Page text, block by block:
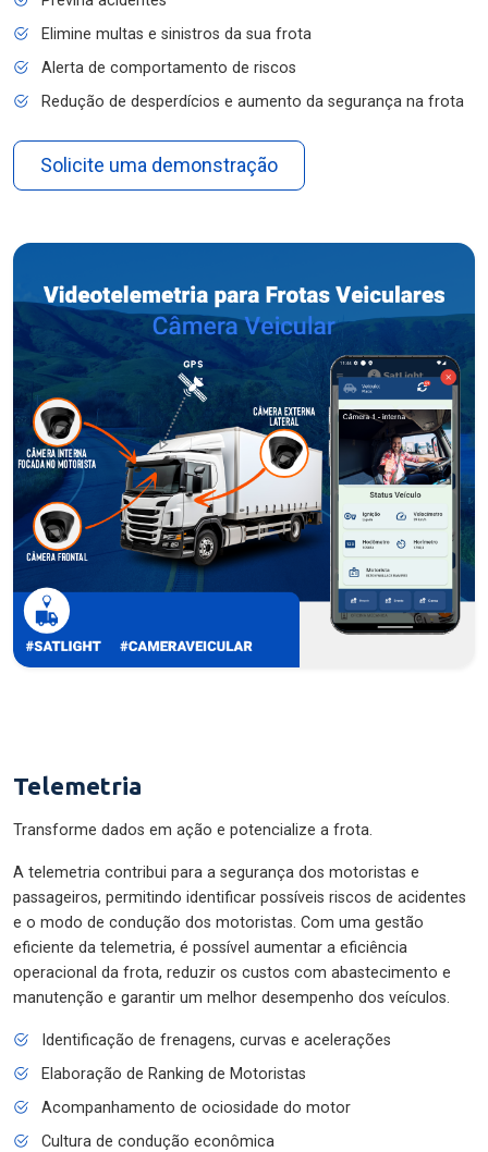
Elimine multas e sinistros da sua frota
Alerta de comportamento de riscos
Redução de desperdícios e aumento da segurança na frota
Solicite uma demonstração
Telemetria
Transforme dados em ação e potencialize a frota.
A telemetria contribui para a segurança dos motoristas e
passageiros, permitindo identificar possíveis riscos de acidentes
e o modo de condução dos motoristas. Com uma gestão
eficiente da telemetria, é possível aumentar a eficiência
operacional da frota, reduzir os custos com abastecimento e
manutenção e garantir um melhor desempenho dos veículos.
Identificação de frenagens, curvas e acelerações
Elaboração de Ranking de Motoristas
Acompanhamento de ociosidade do motor
Cultura de condução econômica